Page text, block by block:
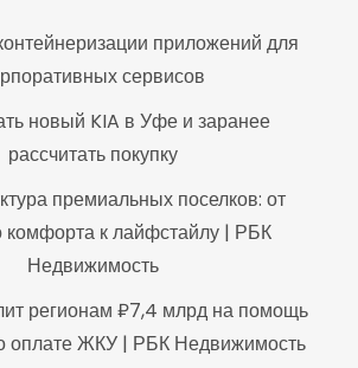
приложений для
сервисов
новый KIA в Уфе и заранее
рассчитать покупку
премиальных поселков: от
комфорта к лайфстайлу | РБК
Недвижимость
регионам ₽7,4 млрд на помощь
оплате ЖКУ | РБК Недвижимость